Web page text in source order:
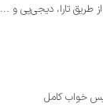
طریق تارا، دیجی‌پی و ...